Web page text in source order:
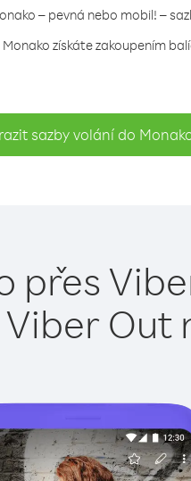
– pevná nebo mobil! –
získáte zakoupením
sazby volání do
přes
Out